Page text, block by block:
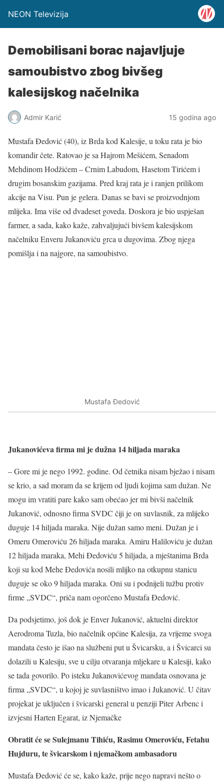
NEON Televizija
Demobilisani borac najavljuje
samoubistvo zbog bivšeg
kalesijskog načelnika
Admir Karić 15 godina ago
Mustafa Đedović (40), iz Brda kod Kalesije, u toku rata je bio
komandir čete. Ratovao je sa Hajrom Mešićem, Senadom
Mehdinom Hodžićem – Crnim Labudom, Hasetom Tirićem i
drugim bosanskim gazijama. Pred kraj rata je i ranjen prilikom
akcije na Visu. Pun je gelera. Danas se bavi se proizvodnjom
mlijeka. Ima više od dvadeset goveda. Doskora je bio uspješan
farmer, a sada, kako kaže, zahvaljujući bivšem kalesijskom
načelniku Enveru Jukanoviću grca u dugovima. Zbog njega
pomišlja i na najgore, na samoubistvo.
Mustafa Đedović
Jukanovićeva firma mi je dužna 14 hiljada maraka
– Gore mi je nego 1992. godine. Od četnika nisam bježao i nisam
se krio, a sad moram da se krijem od ljudi kojima sam dužan. Ne
mogu im vratiti pare kako sam obećao jer mi bivši načelnik
Jukanović, odnosno firma SVDC čiji je on suvlasnik, za mlijeko
duguje 14 hiljada maraka. Nije dužan samo meni. Dužan je i
Omeru Omeroviću 26 hiljada maraka. Amiru Haliloviću je dužan
12 hiljada maraka, Mehi Đedoviću 5 hiljada, a mještanima Brda
koji su kod Mehe Đedovića nosili mlijko na otkupnu stanicu
duguje se oko 9 hiljada maraka. Oni su i podnijeli tužbu protiv
firme „SVDC“, priča nam ogorčeno Mustafa Đedović.
Da podsjetimo, još dok je Enver Jukanović, aktuelni direktor
Aerodroma Tuzla, bio načelnik općine Kalesija, za vrijeme svoga
mandata često je išao na službeni put u Švicarsku, a i Švicarci su
dolazili u Kalesiju, sve u cilju otvaranja mljekare u Kalesiji, kako
se tada govorilo. Po isteku Jukanovićevog mandata osnovana je
firma „SVDC“, u kojoj je suvlasništvo imao i Jukanović. U čitav
projekat je uključen i švicarski general u penziji Piter Arbenc i
izvjesni Harten Egarat, iz Njemačke
Obratit će se Sulejmanu Tihiću, Rasimu Omeroviću, Fetahu
Hujduru, te švicarskom i njemačkom ambasadoru
Mustafa Đedović će se, kako kaže, prije nego napravi nešto o